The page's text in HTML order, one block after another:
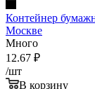
Контейнер
Москве
Много
12.67 ₽
/шт
В корзину